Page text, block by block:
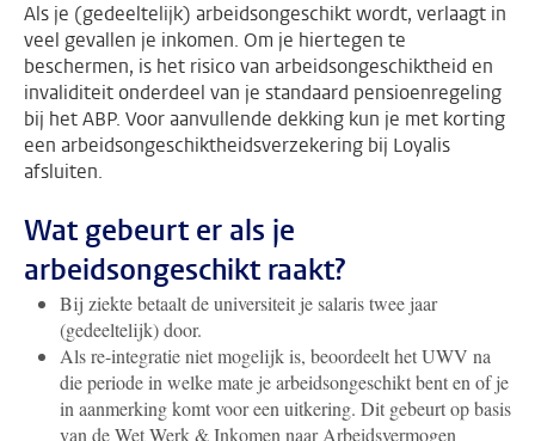
Als je (gedeeltelijk) arbeidsongeschikt wordt, verlaagt in
veel gevallen je inkomen. Om je hiertegen te
beschermen, is het risico van arbeidsongeschiktheid en
invaliditeit onderdeel van je standaard pensioenregeling
bij het ABP. Voor aanvullende dekking kun je met korting
een arbeidsongeschiktheidsverzekering bij Loyalis
afsluiten.
Wat gebeurt er als je
arbeidsongeschikt raakt?
Bij ziektebetaalt de universiteit je salaris twee jaar
(gedeeltelijk) door.
Als re-integratie niet mogelijk is, beoordeelt het UWV na
die periode in welke mate je arbeidsongeschikt bent en of je
in aanmerking komt voor een uitkering. Dit gebeurt op basis
van de Wet Werk & Inkomen naar Arbeidsvermogen